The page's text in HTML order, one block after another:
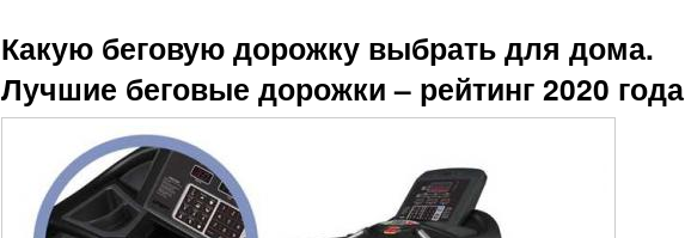
Какую беговую дорожку выбрать для дома.
Лучшие беговые дорожки – рейтинг 2020 года